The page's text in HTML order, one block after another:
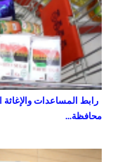
رابط المساعدات والإغاثة
محافظة...